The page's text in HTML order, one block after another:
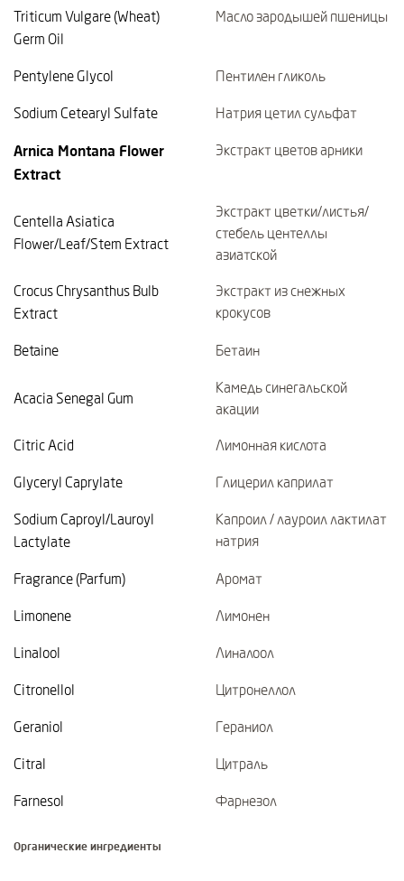
Triticum Vulgare (Wheat)
Germ Oil
Масло зародышей пшеницы
Pentylene Glycol Пентилен гликоль
Sodium Cetearyl Sulfate Натрия цетил сульфат
Arnica Montana Flower
Extract
Экстракт цветов арники
Centella Asiatica
Flower/Leaf/Stem Extract
Экстракт цветки/листья/
стебель центеллы
азиатской
Crocus Chrysanthus Bulb
Extract
Экстракт из снежных
крокусов
Betaine Бетаин
Acacia Senegal Gum
Камедь синегальской
акации
Citric Acid
Лимонная кислота
Glyceryl Caprylate Глицерил каприлат
Sodium Caproyl/Lauroyl
Lactylate
Капроил / лауроил лактилат
натрия
Fragrance (Parfum) Аромат
Limonene Лимонен
Linalool Линалоол
Citronellol Цитронеллол
Geraniol Гераниол
Citral Цитраль
Farnesol Фарнезол
Органические ингредиенты